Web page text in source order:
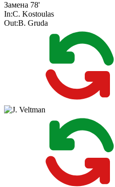
Замена 78'
In:C. Kostoulas
Out:B. Gruda